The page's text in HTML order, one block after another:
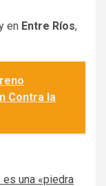
en Entre Ríos,
Contra la
una «piedra